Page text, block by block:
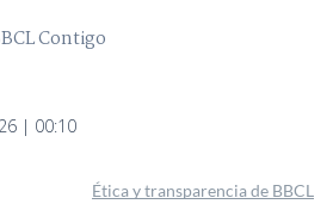
Contigo
| 00:10
Ética y transparencia de BBCL